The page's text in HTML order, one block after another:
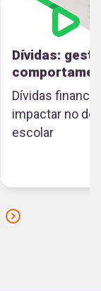
Dívidas:
Dívidas
impactar no
escolar